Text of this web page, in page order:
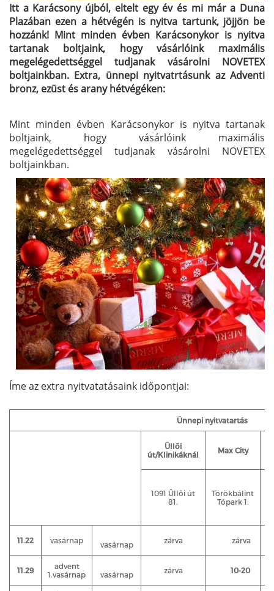
Itt a Karácsony újból, eltelt egy év és mi már a Duna
Plazában ezen a hétvégén is nyitva tartunk, jöjjön be
hozzánk! Mint minden évben Karácsonykor is nyitva
tartanak boltjaink, hogy vásárlóink maximális
megelégedettséggel tudjanak vásárolni NOVETEX
boltjainkban. Extra, ünnepi nyitvatrtásunk az Adventi
bronz, ezüst és arany hétvégéken:
Mint minden évben Karácsonykor is nyitva tartanak
boltjaink, hogy vásárlóink maximális
megelégedettséggel tudjanak vásárolni NOVETEX
boltjainkban.
Íme az extra nyitvatatásaink időpontjai:
Ünnepi
Üllői
út/Klinikáknál
Max City
1091 Üllői út
81.
Törökbálint
Tópark 1.
11.22 vasárnap vasárnap zárva zárva
11.29
advent
1.vasárnap
vasárnap zárva 10-20